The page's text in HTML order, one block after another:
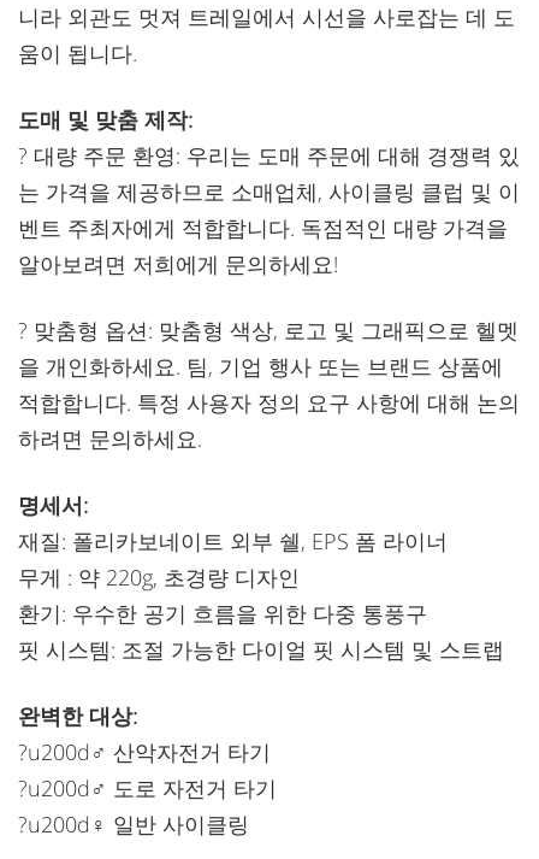
니라 외관도 멋져 트레일에서 시선을 사로잡는 데 도
움이 됩니다.
도매 및 맞춤 제작:
? 대량 주문 환영: 우리는 도매 주문에 대해 경쟁력 있
는 가격을 제공하므로 소매업체, 사이클링 클럽 및 이
벤트 주최자에게 적합합니다. 독점적인 대량 가격을
알아보려면 저희에게 문의하세요!
? 맞춤형 옵션: 맞춤형 색상, 로고 및 그래픽으로 헬멧
을 개인화하세요. 팀, 기업 행사 또는 브랜드 상품에
적합합니다. 특정 사용자 정의 요구 사항에 대해 논의
하려면 문의하세요.
명세서:
재질: 폴리카보네이트 외부 쉘, EPS 폼 라이너
무게 : 약 220g, 초경량 디자인
환기: 우수한 공기 흐름을 위한 다중 통풍구
핏 시스템: 조절 가능한 다이얼 핏 시스템 및 스트랩
완벽한 대상:
?u200d♂️ 산악자전거 타기
?u200d♂️ 도로 자전거 타기
?u200d♀️ 일반 사이클링